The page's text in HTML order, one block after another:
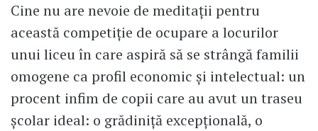
Cine nu are nevoie de meditații pentru
această competiție de ocupare a locurilor
unui liceu în care aspiră să se strângă familii
omogene ca profil economic și intelectual: un
procent infim de copii care au avut un traseu
școlar ideal: o grădiniță excepțională, o